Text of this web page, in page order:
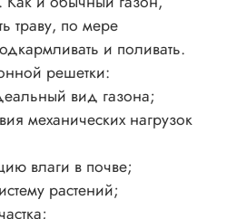
траву, по мере
и поливать.
решетки:
вид газона;
механических нагрузок
влаги в почве;
растений;